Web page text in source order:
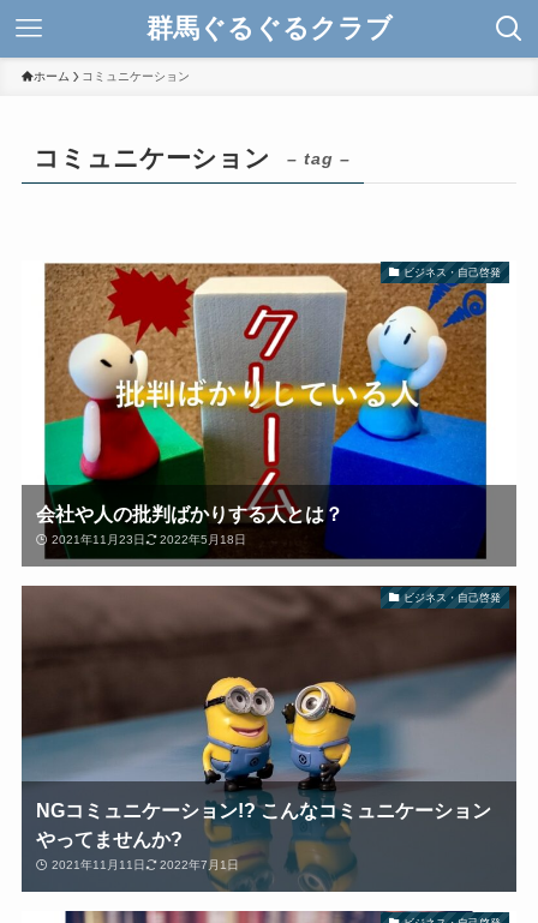
群馬ぐるぐるクラブ
ホーム コミュニケーション
コミュニケーション – tag –
ビジネス・自己啓発
会社や人の批判ばかりする人とは？
2021年11月23日 2022年5月18日
ビジネス・自己啓発
NGコミュニケーション!? こんなコミュニケーション
やってませんか?
2021年11月11日 2022年7月1日